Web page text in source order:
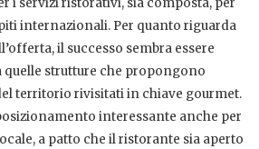
i servizi ristorativi, sia composta, per
internazionali. Per quanto riguarda
il successo sembra essere
quelle strutture che propongono
territorio rivisitati in chiave gourmet.
interessante anche per
a patto che il ristorante sia aperto